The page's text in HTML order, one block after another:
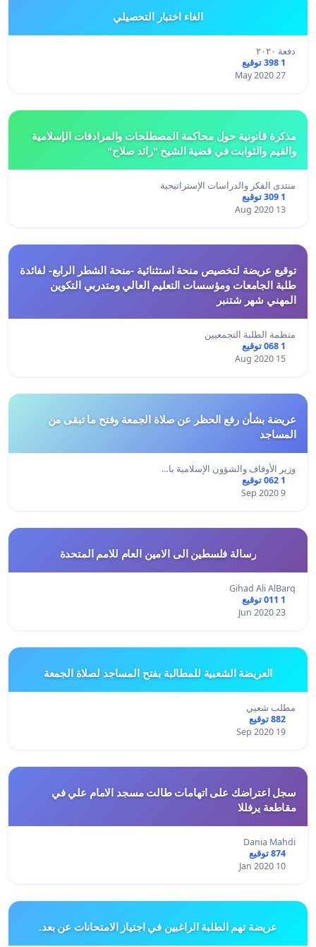
الغاء اختبار التحصيلي
دفعة ٢٠٢٠
1 398 توقيع
27 May 2020
مذكرة قانونية حول محاكمة المصطلحات والمرادفات الإسلامية
والقيم والثوابت في قضية الشيخ "رائد صلاح"
منتدى الفكر والدراسات الإستراتيجية
1 309 توقيع
13 Aug 2020
توقيع عريضة لتخصيص منحة استثنائية -منحة الشطر الرابع- لفائدة
طلبة الجامعات ومؤسسات التعليم العالي ومتدربي التكوين
المهني شهر شتنبر
منظمة الطلبة التجمعيين
1 068 توقيع
15 Aug 2020
عريضة بشأن رفع الحظر عن صلاة الجمعة وفتح ما تبقى من
المساجد
وزير الأوقاف والشؤون الإسلامية با…
1 062 توقيع
9 Sep 2020
رسالة فلسطين الى الامين العام للامم المتحدة
Gihad Ali AlBarq
1 011 توقيع
23 Jun 2020
العريضة الشعبية للمطالبة بفتح المساجد لصلاة الجمعة
مطلب شعبي
882 توقيع
19 Sep 2020
سجل اعتراضك على اتهامات طالت مسجد الامام علي في
مقاطعة يرفللا
Dania Mahdi
874 توقيع
10 Jan 2020
عريضة تهم الطلبة الراغبين في اجتياز الامتحانات عن بعد.